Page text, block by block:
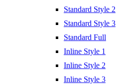
Standard Style 2
Standard Style 3
Standard Full
Inline Style 1
Inline Style 2
Inline Style 3